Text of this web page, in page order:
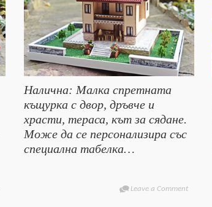
Налична: Малка спретната
къщурка с двор, дръвче и
храсти, тераса, кът за сядане.
Може да се персонализира със
специална табелка…
Leave a Comment